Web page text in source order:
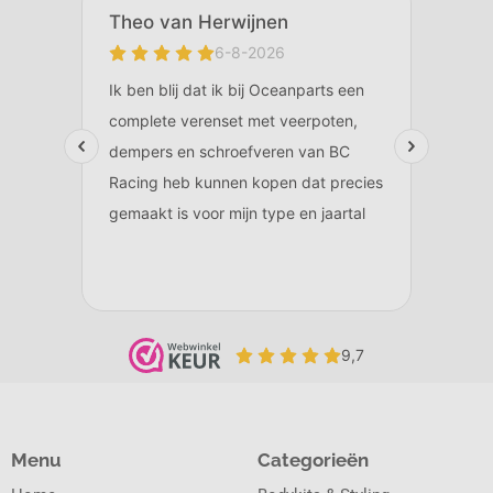
Categorieën
Menu